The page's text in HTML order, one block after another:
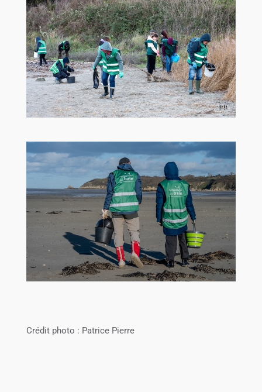
Crédit photo : Patrice Pierre